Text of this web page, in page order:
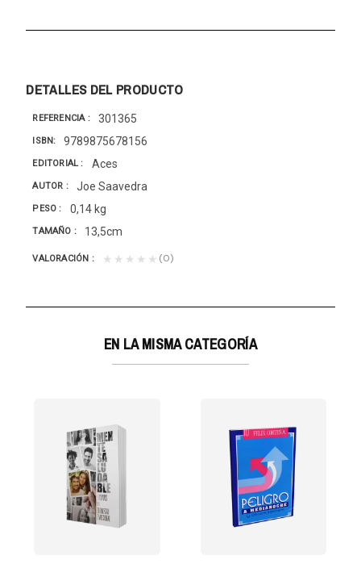
DETALLES DEL PRODUCTO
REFERENCIA 301365
ISBN 9789875678156
EDITORIAL Aces
AUTOR Joe Saavedra
PESO 0,14 kg
TAMAÑO 13,5cm
VALORACIÓN ★★★★★ (0)
EN LA MISMA CATEGORÍA
esta obra. A...
DE LA BIBL
común y corriente en su obra de salvación? ¿Podrá...